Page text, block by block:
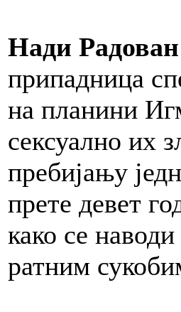
Нади
припадница
на планини
сексуално их
пребијању
прете девет
како се
ратним